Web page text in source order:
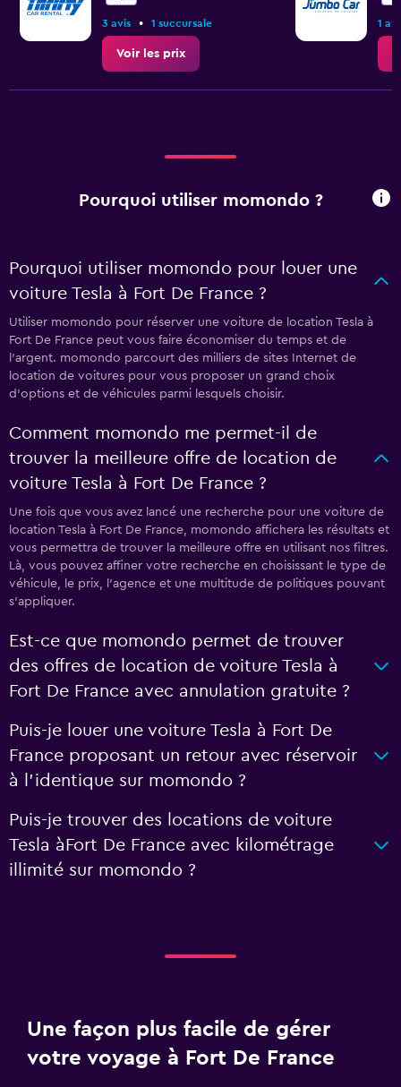
3 avis • 1 succursale
Voir les prix
1
Pourquoi utiliser momondo ?
Pourquoi utiliser momondo pour louer une
voiture Tesla à Fort De France ?
Utiliser momondo pour réserver une voiture de location Tesla à
Fort De France peut vous faire économiser du temps et de
l'argent. momondo parcourt des milliers de sites Internet de
location de voitures pour vous proposer un grand choix
d'options et de véhicules parmi lesquels choisir.
Comment momondo me permet-il de
trouver la meilleure offre de location de
voiture Tesla à Fort De France ?
Une fois que vous avez lancé une recherche pour une voiture de
location Tesla à Fort De France, momondo affichera les résultats et
vous permettra de trouver la meilleure offre en utilisant nos filtres.
Là, vous pouvez affiner votre recherche en choisissant le type de
véhicule, le prix, l'agence et une multitude de politiques pouvant
s'appliquer.
Est-ce que momondo permet de trouver
des offres de location de voiture Tesla à
Fort De France avec annulation gratuite ?
Puis-je louer une voiture Tesla à Fort De
France proposant un retour avec réservoir
à l'identique sur momondo ?
Puis-je trouver des locations de voiture
Tesla àFort De France avec kilométrage
illimité sur momondo ?
Une façon plus facile de gérer
votre voyage à Fort De France